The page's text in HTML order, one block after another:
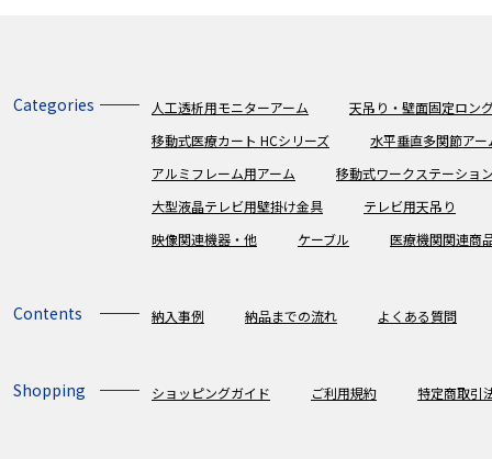
Categories 人工透析用モニターアーム
天吊り・壁面固定ロン
移動式医療カート HCシリーズ
水平垂直多関節アー
アルミフレーム用アーム
移動式ワークステーショ
大型液晶テレビ用壁掛け金具
テレビ用天吊り
映像関連機器・他
ケーブル 医療機関関連商
Contents 納入事例 納品までの流れ よくある質問
Shopping ショッピングガイド ご利用規約 特定商取引